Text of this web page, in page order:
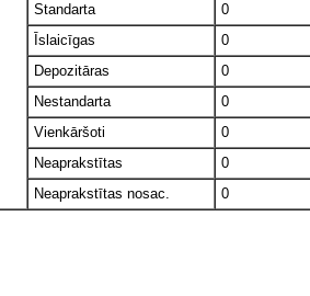
Standarta
0
Īslaicīgas
0
Depozitāras
0
Nestandarta
0
Vienkāršoti
0
Neaprakstītas
0
Neaprakstītas nosac.
0